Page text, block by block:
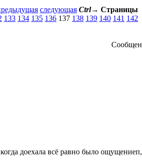
следующая Ctrl→ Страницы
133 134 135 136 137 138 139 140 141 142
доехала всё равно было